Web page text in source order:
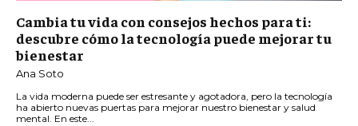
Cambia tu vida con consejos hechos para ti:
descubre cómo la tecnología puede mejorar tu
bienestar
Ana Soto
La vida moderna puede ser estresante y agotadora, pero la tecnología
ha abierto nuevas puertas para mejorar nuestro bienestar y salud
mental. En este...